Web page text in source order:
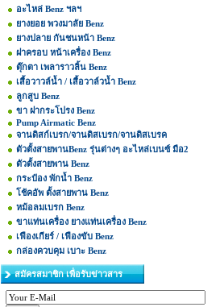
อะไหล่ Benz ฯลฯ
ยางยอย พวงมาลัย Benz
ยางปลาย กันชนหน้า Benz
ฝาครอบ หน้าเครื่อง Benz
ตุ๊กตา เพลาราวลิ้น Benz
เสื้อวาวล์น้ำ / เสื้อวาล์วน้ำ Benz
ลูกสูบ Benz
ขา ฝากระโปรง Benz
Pump Airmatic Benz
จานดิสก์เบรก/จานดิสเบรก/จานดิสเบรค
ตัวตั้งสายพานBenz รุ่นต่างๆ อะไหล่เบนซ์ มือ2
ตัวตั้งสายพาน Benz
กระป๋อง พักน้ำ Benz
โช้คอัพ ตั้งสายพาน Benz
หม้อลมเบรก Benz
ขาแท่นเครื่อง ยางแท่นเครื่อง Benz
เฟืองเกียร์ / เฟืองขับ Benz
กล่องควบคุม เบาะ Benz
สมัครสมาชิก เพื่อรับข่าวสาร